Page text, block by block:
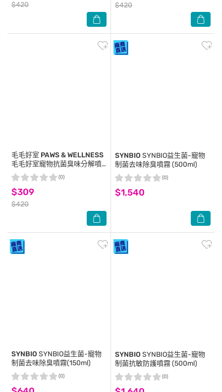
$420 $420
毛毛好室 PAWS & WELLNESS
毛毛好室寵物抗菌臭味分解噴
霧-狗狗專用 無香款 300ML
$309
$420
(0)
SYNBIO SYNBIO益生菌-寵物
制菌去味除臭噴霧 (500ml)
$1,540
(0)
SYNBIO SYNBIO益生菌-寵物
制菌去味除臭噴霧(150ml)
(0)
SYNBIO SYNBIO益生菌-寵物
制菌抗敏防護噴霧 (500ml)
(0)